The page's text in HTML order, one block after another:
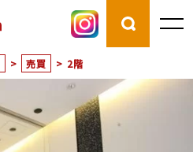
> 売買 > 2階